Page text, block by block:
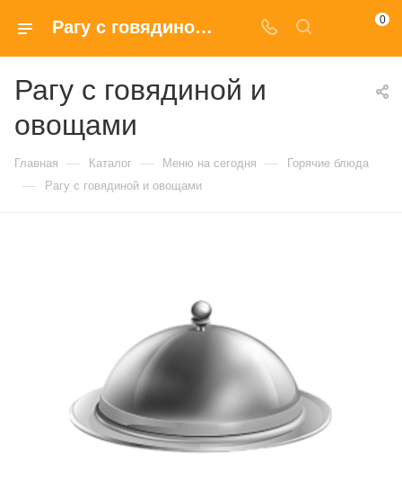
Рагу с говядиной и овощами купить в Москве по доступным ценам 0
Рагу с говядиной и
овощами
Главная — Каталог — Меню на сегодня — Горячие блюда
— Рагу с говядиной и овощами